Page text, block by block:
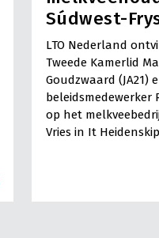
Súdwest-
LTO Nederland
Tweede Kamerlid
Goudzwaard (JA21)
beleidsmedewerker
op het
Vries in It